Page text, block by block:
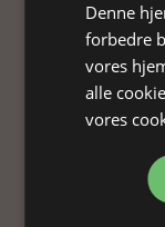
Tilmeld
Ved at
Denne
forbedre
vores
alle
vores